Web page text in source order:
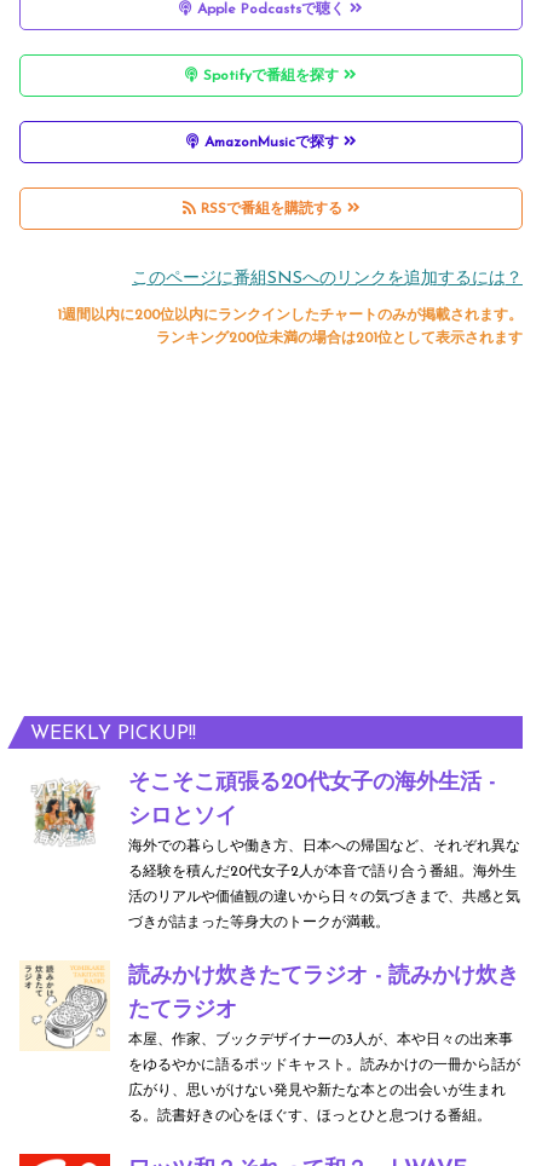
WEEKLY PICKUP!!
そこそこ頑張る20代女子の海外生活 -
シロとソイ
海外での暮らしや働き方、日本への帰国など、それぞれ異な
る経験を積んだ20代女子2人が本音で語り合う番組。海外生
活のリアルや価値観の違いから日々の気づきまで、共感と気
づきが詰まった等身大のトークが満載。
読みかけ炊きたてラジオ - 読みかけ炊き
たてラジオ
本屋、作家、ブックデザイナーの3人が、本や日々の出来事
をゆるやかに語るポッドキャスト。読みかけの一冊から話が
広がり、思いがけない発見や新たな本との出会いが生まれ
る。読書好きの心をほぐす、ほっとひと息つける番組。
Apple Podcastsで聴く
Spotifyで番組を探す
AmazonMusicで探す
RSSで番組を購読する
このページに番組SNSへのリンクを追加するには？
1週間以内に200位以内にランクインしたチャートのみが掲載されます。
ランキング200位未満の場合は201位として表示されます